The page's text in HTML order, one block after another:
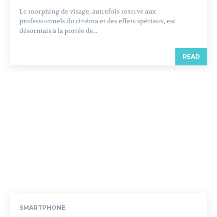
Le morphing de visage, autrefois réservé aux
professionnels du cinéma et des effets spéciaux, est
désormais à la portée de...
READ
SMARTPHONE